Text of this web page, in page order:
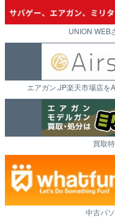
UNION WEB
エアガン.JP楽天市場店を
買取
中古パ